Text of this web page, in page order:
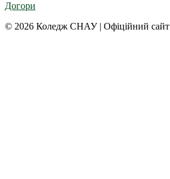
Догори
© 2026 Коледж СНАУ | Офіційний сайт